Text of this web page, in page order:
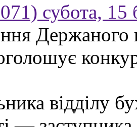
субота, 15
Держаного
відділу